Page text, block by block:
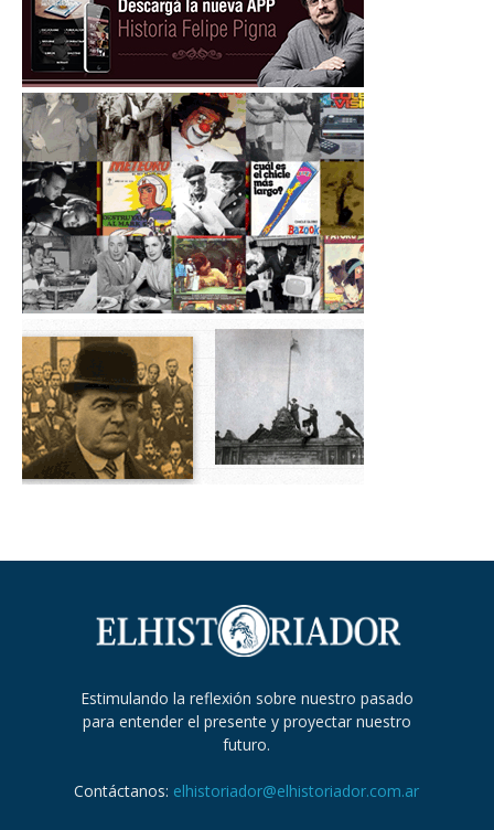
Estimulando la reflexión sobre nuestro pasado
para entender el presente y proyectar nuestro
futuro.
Contáctanos: elhistoriador@elhistoriador.com.ar